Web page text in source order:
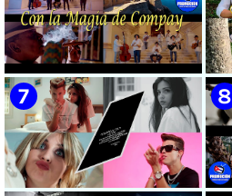
🟡 María Montenegro -
¨Confía¨ 📺 Videoclip. CUBA
🟡 Grupo Compay Segundo ||
¨Con La Magia de Compay¨ ||
Música popular tradicional
🟡